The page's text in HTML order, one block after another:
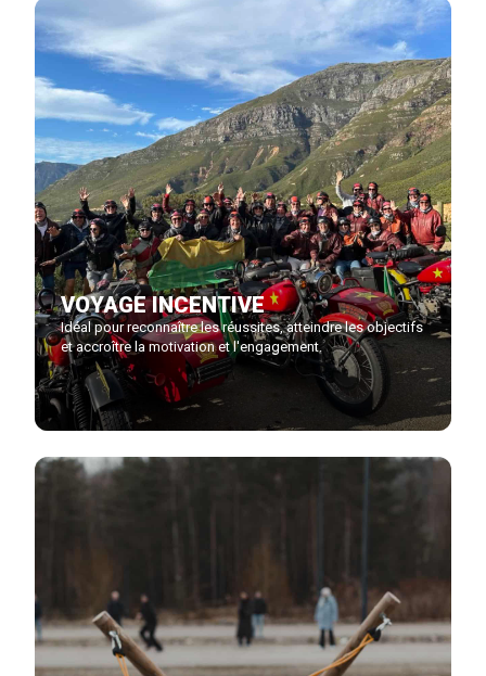
VOYAGE INCENTIVE
Idéal pour reconnaître les réussites, atteindre les objectifs
et accroître la motivation et l'engagement.